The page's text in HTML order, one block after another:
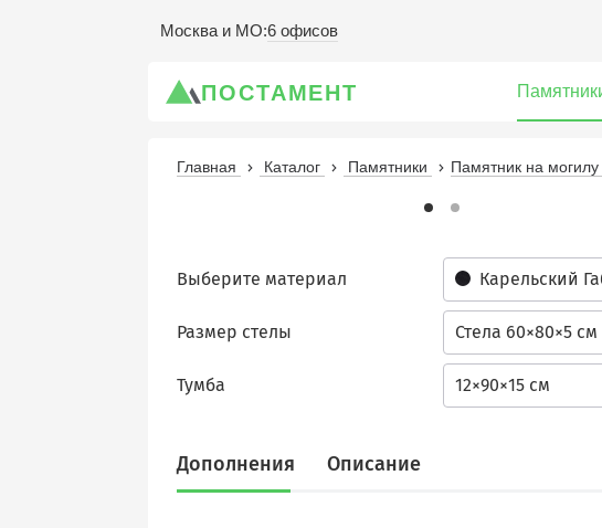
Москва и МО:6 офисов
ПОСТАМЕНТ
Главная Каталог Памятники Памятник на
Карельский
Выберите материал
Стела 60×80×5 см
Размер стелы
12×90×15 см
Тумба
Дополнения Описание